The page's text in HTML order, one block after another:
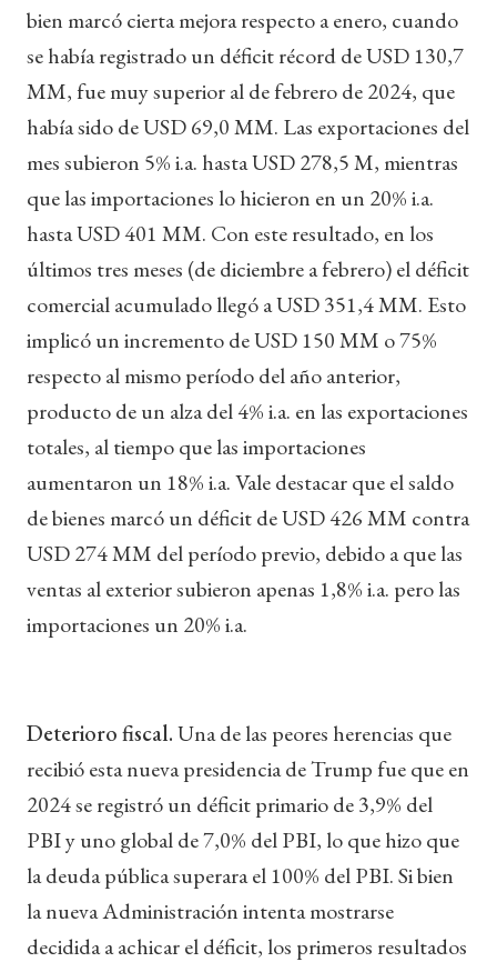
bien marcó cierta mejora respecto a enero, cuando
se había registrado un déficit récord de USD 130,7
MM, fue muy superior al de febrero de 2024, que
había sido de USD 69,0 MM. Las exportaciones del
mes subieron 5% i.a. hasta USD 278,5 M, mientras
que las importaciones lo hicieron en un 20% i.a.
hasta USD 401 MM. Con este resultado, en los
últimos tres meses (de diciembre a febrero) el déficit
comercial acumulado llegó a USD 351,4 MM. Esto
implicó un incremento de USD 150 MM o 75%
respecto al mismo período del año anterior,
producto de un alza del 4% i.a. en las exportaciones
totales, al tiempo que las importaciones
aumentaron un 18% i.a. Vale destacar que el saldo
de bienes marcó un déficit de USD 426 MM contra
USD 274 MM del período previo, debido a que las
ventas al exterior subieron apenas 1,8% i.a. pero las
importaciones un 20% i.a.
Deterioro fiscal.Una de las peores herencias que
recibió esta nueva presidencia de Trump fue que en
2024 se registró un déficit primario de 3,9% del
PBI y uno global de 7,0% del PBI, lo que hizo que
la deuda pública superara el 100% del PBI. Si bien
la nueva Administración intenta mostrarse
decidida a achicar el déficit, los primeros resultados